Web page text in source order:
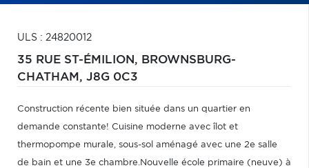
ULS : 24820012
35 RUE ST-ÉMILION, BROWNSBURG-
CHATHAM, J8G 0C3
Construction récente bien située dans un quartier en
demande constante! Cuisine moderne avec îlot et
thermopompe murale, sous-sol aménagé avec une 2e salle
de bain et une 3e chambre.Nouvelle école primaire (neuve) à